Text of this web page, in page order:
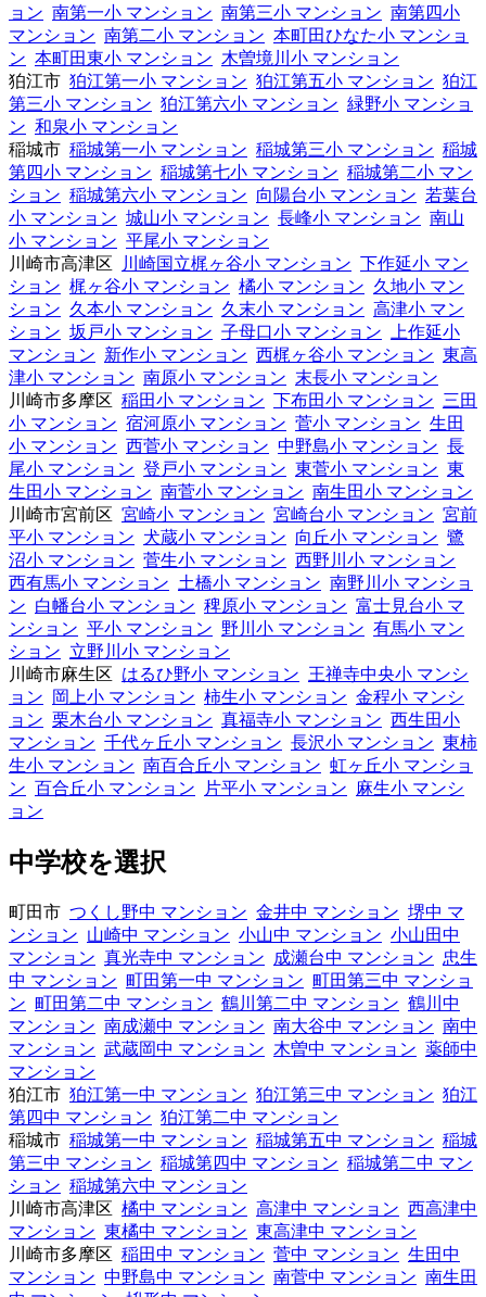
ョン 南第一小 マンション 南第三小 マンション 南第四小
マンション 南第二小 マンション 本町田ひなた小 マンショ
ン 本町田東小 マンション 木曽境川小 マンション
狛江市 狛江第一小 マンション 狛江第五小 マンション 狛江
第三小 マンション 狛江第六小 マンション 緑野小 マンショ
ン 和泉小 マンション
稲城市 稲城第一小 マンション 稲城第三小 マンション 稲城
第四小 マンション 稲城第七小 マンション 稲城第二小 マン
ション 稲城第六小 マンション 向陽台小 マンション 若葉台
小 マンション 城山小 マンション 長峰小 マンション 南山
小 マンション 平尾小 マンション
川崎市高津区
川崎国立梶ヶ谷小 マンション 下作延小 マン
ション 梶ヶ谷小 マンション 橘小 マンション 久地小 マン
ション 久本小 マンション 久末小 マンション 高津小 マン
ション 坂戸小 マンション 子母口小 マンション
上作延小
マンション 新作小 マンション 西梶ヶ谷小 マンション 東高
津小 マンション 南原小 マンション 末長小 マンション
川崎市多摩区 稲田小 マンション 下布田小 マンション 三田
小 マンション 宿河原小 マンション 菅小 マンション 生田
小 マンション 西菅小 マンション 中野島小 マンション 長
尾小 マンション 登戸小 マンション 東菅小 マンション 東
生田小 マンション 南菅小 マンション 南生田小 マンション
川崎市宮前区 宮崎小 マンション 宮崎台小 マンション 宮前
平小 マンション 犬蔵小 マンション 向丘小 マンション 鷺
沼小 マンション 菅生小 マンション 西野川小 マンション
西有馬小 マンション 土橋小 マンション 南野川小 マンショ
ン 白幡台小 マンション 稗原小 マンション 富士見台小 マ
ンション 平小 マンション 野川小 マンション 有馬小 マン
ション 立野川小 マンション
川崎市麻生区 はるひ野小 マンション 王禅寺中央小 マンシ
ョン
岡上小 マンション 柿生小 マンション 金程小 マンシ
ョン 栗木台小 マンション 真福寺小 マンション 西生田小
マンション 千代ヶ丘小 マンション 長沢小 マンション 東柿
生小 マンション 南百合丘小 マンション 虹ヶ丘小 マンショ
ン 百合丘小 マンション 片平小 マンション 麻生小 マンシ
ョン
中学校を選択
町田市 つくし野中 マンション 金井中 マンション 堺中 マ
ンション 山崎中 マンション 小山中 マンション 小山田中
マンション 真光寺中 マンション 成瀬台中 マンション 忠生
中 マンション 町田第一中 マンション 町田第三中 マンショ
ン 町田第二中 マンション 鶴川第二中 マンション 鶴川中
マンション 南成瀬中 マンション 南大谷中 マンション 南中
マンション 武蔵岡中 マンション 木曽中 マンション 薬師中
マンション
狛江市 狛江第一中 マンション 狛江第三中 マンション 狛江
第四中 マンション 狛江第二中 マンション
稲城市 稲城第一中 マンション 稲城第五中 マンション 稲城
第三中 マンション 稲城第四中 マンション 稲城第二中 マン
ション 稲城第六中 マンション
川崎市高津区 橘中 マンション 高津中 マンション 西高津中
マンション 東橘中 マンション 東高津中 マンション
川崎市多摩区 稲田中 マンション 菅中 マンション 生田中
マンション 中野島中 マンション 南菅中 マンション 南生田